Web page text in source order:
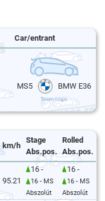
Car/entrant
MS5 BMW E36
km/h
Stage
Abs.pos.
Rolled
Abs.pos.
95.21
16 -
16 - MS
Abszolút
16 -
16 - MS
Abszolút